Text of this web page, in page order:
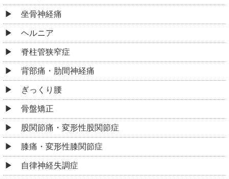
坐骨神経痛
ヘルニア
脊柱管狭窄症
背部痛・肋間神経痛
ぎっくり腰
骨盤矯正
股関節痛・変形性股関節症
膝痛・変形性膝関節症
自律神経失調症